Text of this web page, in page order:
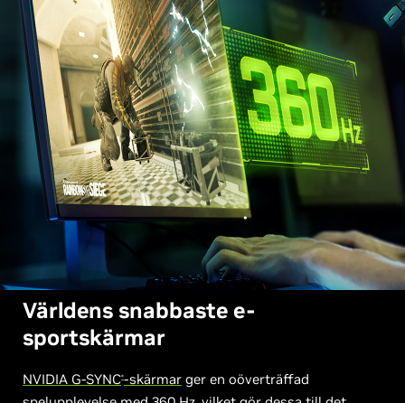
Världens snabbaste e-
sportskärmar
NVIDIA G-SYNC®-skärmar ger en oöverträffad